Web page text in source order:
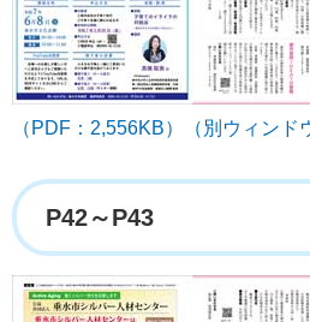
（PDF：2,556KB）（別ウィンド
P42～P43